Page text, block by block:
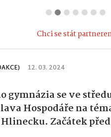
Chci se stát
12. 03. 2024
gymnázia se ve
Hospodáře na
Začátek